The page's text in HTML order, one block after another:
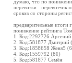
думаю, что по
перевозки - перевозчик
сроков со стороны
предварительные итоги
понижение рейтинга
1. Код:2292726
2. Код:581877 Дмитрий
3. Код:1858658 Женя5
4. Код:1559792 (80)
5. Код:581877 Семён